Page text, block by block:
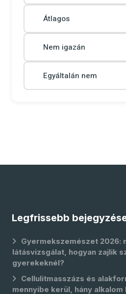
Átlagos
Nem igazán
Egyáltalán nem
Legfrissebb
Gyermekszemészet 2026:
látásvizsgálat, hogyan zajlik
gyerekeknél?
Cellulitmasszázs és
mennyibe kerül, hány